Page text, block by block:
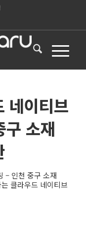
네이티브
소재
– 인천 중구 소재
클라우드 네이티브